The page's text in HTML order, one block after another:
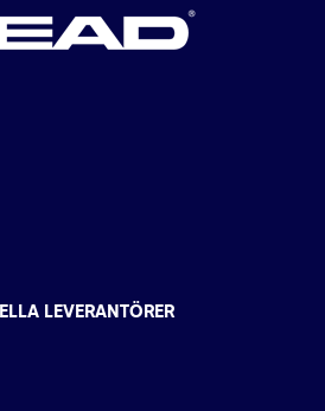
LEVERANTÖRER